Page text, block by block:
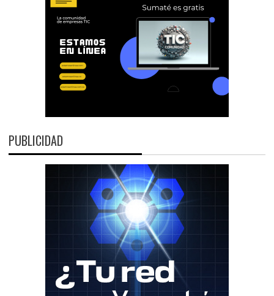
PUBLICIDAD